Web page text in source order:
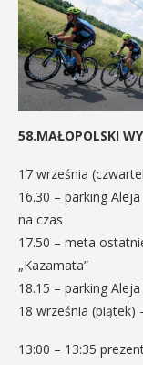
58.MAŁOPOLSKI
17 września
16.30 – parking
na czas
17.50 – meta
„Kazamata”
18.15 – parking
18 września (piątek)
13:00 – 13:35